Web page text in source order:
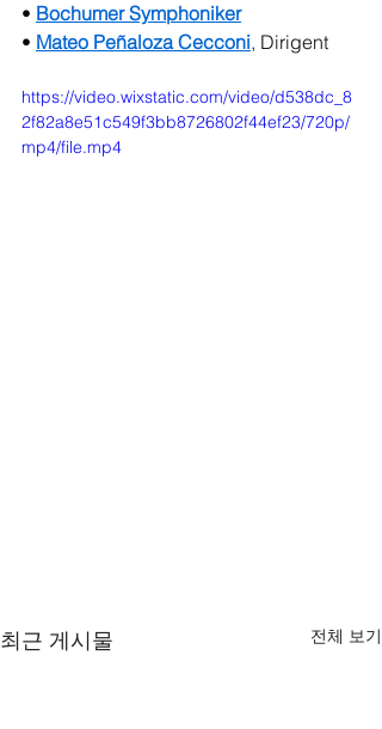
• Bochumer Symphoniker
• Mateo Peñaloza Cecconi, Dirigent
https://video.wixstatic.com/video/d538dc_8
2f82a8e51c549f3bb8726802f44ef23/720p/
mp4/file.mp4
최근 게시물 전체 보기